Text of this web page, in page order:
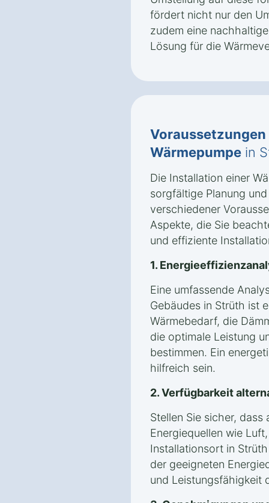
fördert nicht nur den
zudem eine
Lösung für die
Voraussetzungen
Wärmepumpe in
Die Installation einer
sorgfältige Planung
verschiedener
Aspekte, die Sie
und effiziente
1.
Eine umfassende
Gebäudes in Strüth ist
Wärmebedarf, die
die optimale Leistung
bestimmen. Ein
hilfreich sein.
2. Verfügbarkeit
Stellen Sie sicher, dass
Energiequellen wie
Installationsort in
der geeigneten
und Leistungsfähigkeit